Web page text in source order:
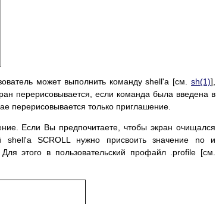
может выполнить команду shell'а [см. sh(1)],
перерисовывается, если команда была введена в
перерисовывается только приглашение.
Если Вы предпочитаете, чтобы экран очищался
SCROLL нужно присвоить значение no и
этого в пользовательский профайл .profile [см.